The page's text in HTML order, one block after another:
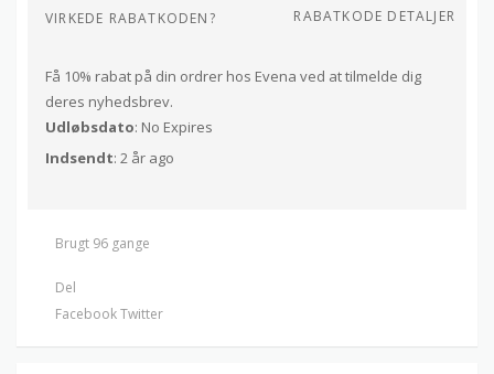
VIRKEDE RABATKODEN? RABATKODE DETALJER
Få 10% rabat på din ordrer hos Evena ved at tilmelde dig
deres nyhedsbrev.
Udløbsdato: No Expires
Indsendt: 2 år ago
Brugt 96 gange
Del
FacebookTwitter